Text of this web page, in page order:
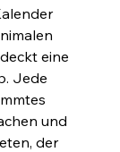
eine
Jede
und
der